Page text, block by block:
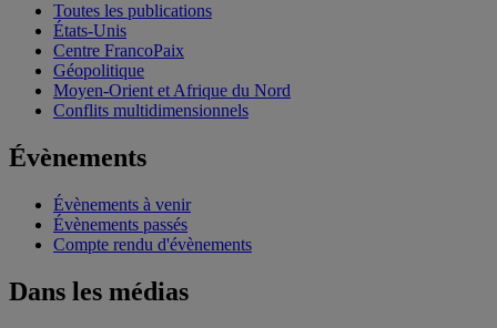
Toutes les publications
États-Unis
Centre FrancoPaix
Géopolitique
Moyen-Orient et Afrique du Nord
Conflits multidimensionnels
Évènements
Évènements à venir
Évènements passés
Compte rendu d'évènements
Dans les médias